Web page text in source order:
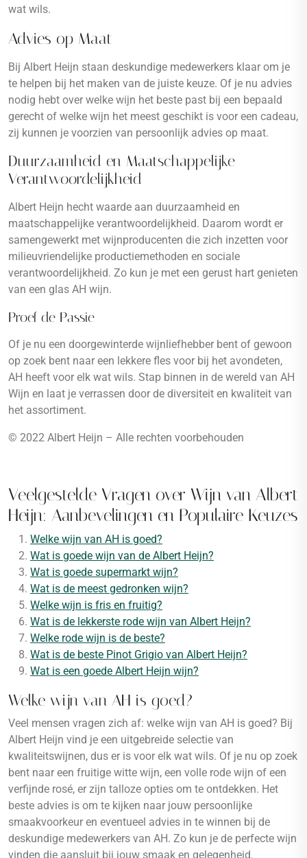
wat wils.
Advies op Maat
Bij Albert Heijn staan deskundige medewerkers klaar om je
te helpen bij het maken van de juiste keuze. Of je nu advies
nodig hebt over welke wijn het beste past bij een bepaald
gerecht of welke wijn het meest geschikt is voor een cadeau,
zij kunnen je voorzien van persoonlijk advies op maat.
Duurzaamheid en Maatschappelijke
Verantwoordelijkheid
Albert Heijn hecht waarde aan duurzaamheid en
maatschappelijke verantwoordelijkheid. Daarom wordt er
samengewerkt met wijnproducenten die zich inzetten voor
milieuvriendelijke productiemethoden en sociale
verantwoordelijkheid. Zo kun je met een gerust hart genieten
van een glas AH wijn.
Proef de Passie
Of je nu een doorgewinterde wijnliefhebber bent of gewoon
op zoek bent naar een lekkere fles voor bij het avondeten,
AH heeft voor elk wat wils. Stap binnen in de wereld van AH
Wijn en laat je verrassen door de diversiteit en kwaliteit van
het assortiment.
© 2022 Albert Heijn – Alle rechten voorbehouden
Veelgestelde Vragen over Wijn van Albert
Heijn: Aanbevelingen en Populaire Keuzes
Welke wijn van AH is goed?
Wat is goede wijn van de Albert Heijn?
Wat is goede supermarkt wijn?
Wat is de meest gedronken wijn?
Welke wijn is fris en fruitig?
Wat is de lekkerste rode wijn van Albert Heijn?
Welke rode wijn is de beste?
Wat is de beste Pinot Grigio van Albert Heijn?
Wat is een goede Albert Heijn wijn?
Welke wijn van AH is goed?
Veel mensen vragen zich af: welke wijn van AH is goed? Bij
Albert Heijn vind je een uitgebreide selectie van
kwaliteitswijnen, dus er is voor elk wat wils. Of je nu op zoek
bent naar een fruitige witte wijn, een volle rode wijn of een
verfijnde rosé, er zijn talloze opties om te ontdekken. Het
beste advies is om te kijken naar jouw persoonlijke
smaakvoorkeur en eventueel advies in te winnen bij de
deskundige medewerkers van AH. Zo kun je de perfecte wijn
vinden die aansluit bij jouw smaak en gelegenheid.